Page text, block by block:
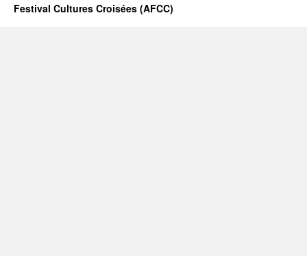
Festival Cultures Croisées (AFCC)